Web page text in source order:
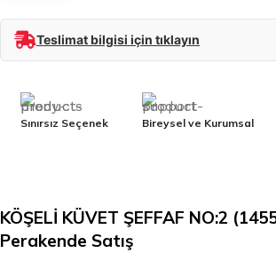
Teslimat bilgisi için tıklayın
Sınırsız Seçenek Bireysel ve Kurumsal
KÖŞELİ KÜVET ŞEFFAF NO:2
Perakende Satış